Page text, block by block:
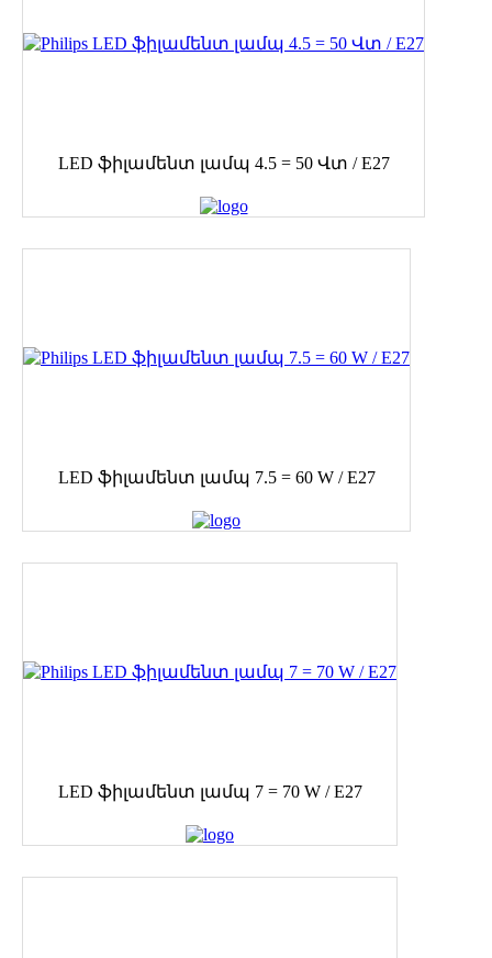
LED ֆիլամենտ լամպ 4.5 = 50 Վտ / E27
LED ֆիլամենտ լամպ 7.5 = 60 W / E27
LED ֆիլամենտ լամպ 7 = 70 W / E27